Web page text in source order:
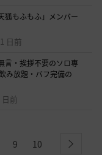
狐もふもふ」メンバー
1 日前
言・挨拶不要のソロ専
み放題・バフ完備の
日前
9 10 next